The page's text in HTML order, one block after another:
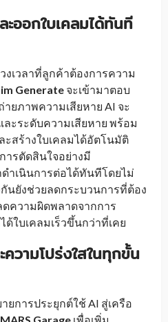
ออกใบเคลมได้ทันที
เวลาที่ลูกค้าต้องการความ
Generate จะเข้ามาตอบ
ยภาพความเสียหาย AI จะ
ะระดับความเสียหาย พร้อม
สร้างใบเคลมได้อัตโนมัติ
ารตัดสินใจอย่างมี
ำเนินการต่อได้ทันทีโดยไม่
กันยังช่วยลดกระบวนการที่ต้อง
ความผิดพลาดจากการ
ใบเคลมเร็วขึ้นกว่าที่เคย
วามโปร่งใสในทุกขั้น
การประยุกต์ใช้ AI สู่เครือ